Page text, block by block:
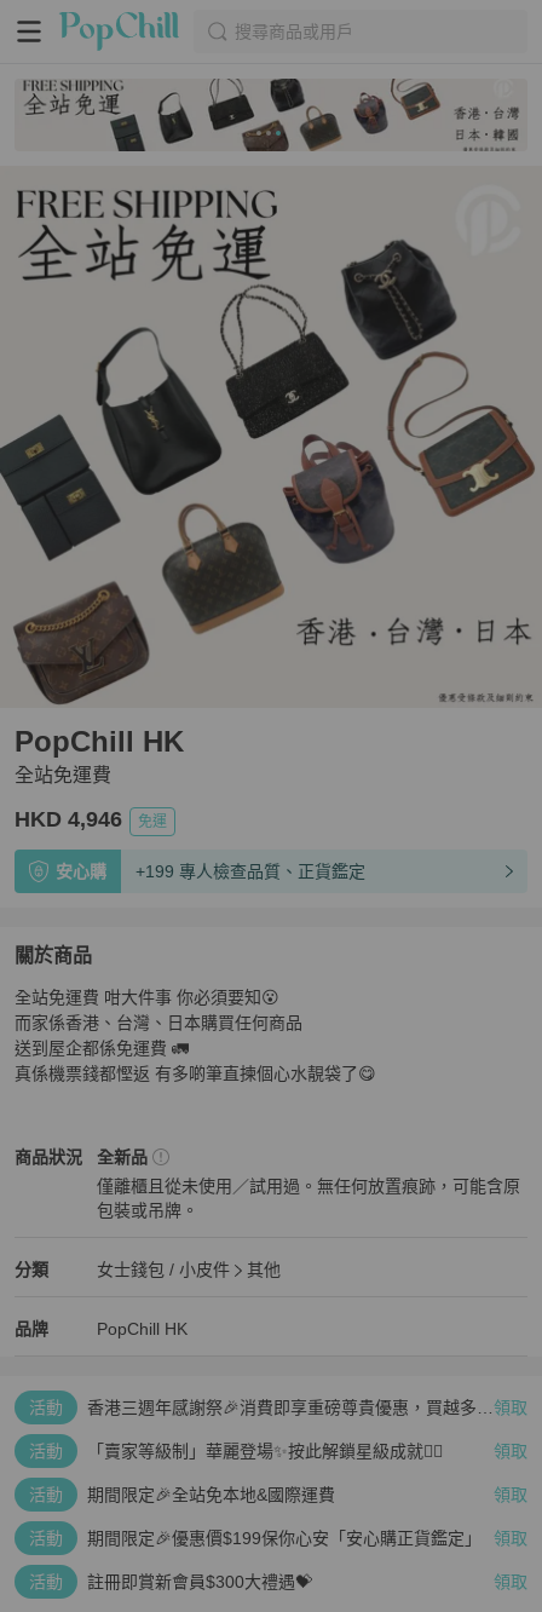
搜尋商品或用戶
全站免運費
PopChill HK
HKD 4,946 免運
安心購 +199 專人檢查品質、正貨鑑定
關於商品
關於全站免運費商品詳情與購買須知
全站免運費 咁大件事 你必須要知😮
而家係香港、台灣、日本購買任何商品
送到屋企都係免運費 🚛
真係機票錢都慳返 有多啲筆直揀個心水靚袋了😋
商品狀況
女士錢包 / 小皮件商品狀態與細節
全新品
僅離櫃且從未使用／試用過。無任何放置痕跡，可能含原
包裝或吊牌。
分類
女士錢包 / 小皮件分類資訊
女士錢包 / 小皮件
其他
品牌
精品女士錢包 / 小皮件品牌介紹
PopChill HK
活動
香港三週年感謝祭🎉消費即享重磅尊貴優惠，買越多、 領取
活動 「賣家等級制」華麗登場✨按此解鎖星級成就👆🏻 領取
活動 期間限定🎉全站免本地&國際運費 領取
活動 期間限定🎉優惠價$199保你心安「安心購正貨鑑定」 領取
活動 註冊即賞新會員$300大禮遇💝 領取